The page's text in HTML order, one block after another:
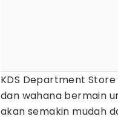
KDS Department
dan wahana bermain
akan semakin mudah